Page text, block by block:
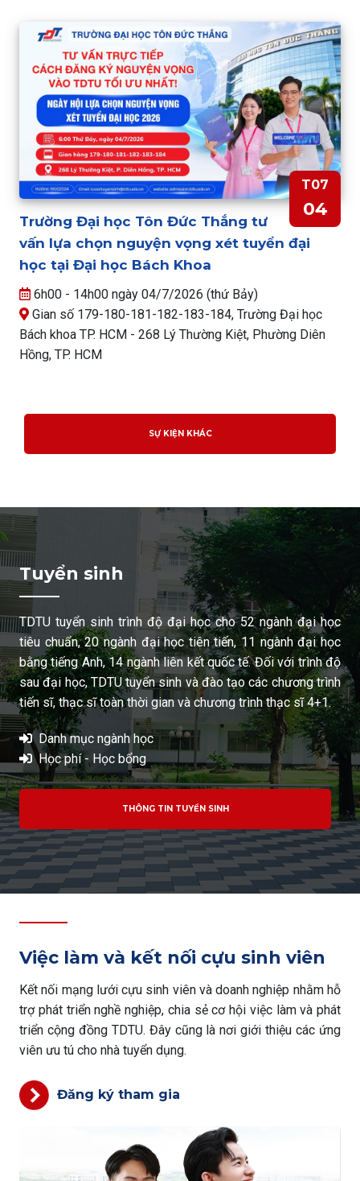
T07
04
Trường Đại học Tôn Đức Thắng tư
vấn lựa chọn nguyện vọng xét tuyển đại
học tại Đại học Bách Khoa
6h00 - 14h00 ngày 04/7/2026 (thứ Bảy)
Gian số 179-180-181-182-183-184, Trường Đại học
Bách khoa TP. HCM - 268 Lý Thường Kiệt, Phường Diên
Hồng, TP. HCM
SỰ KIỆN KHÁC
Tuyển sinh
TDTU tuyển sinh trình độ đại học cho 52 ngành đại học
tiêu chuẩn, 20 ngành đại học tiên tiến, 11 ngành đại học
bằng tiếng Anh, 14 ngành liên kết quốc tế. Đối với trình độ
sau đại học, TDTU tuyển sinh và đào tạo các chương trình
tiến sĩ, thạc sĩ toàn thời gian và chương trình thạc sĩ 4+1.
Danh mục ngành học
Học phí - Học bổng
THÔNG TIN TUYỂN SINH
Việc làm và kết nối cựu sinh viên
Kết nối mạng lưới cựu sinh viên và doanh nghiệp nhằm hỗ
trợ phát triển nghề nghiệp, chia sẻ cơ hội việc làm và phát
triển cộng đồng TDTU. Đây cũng là nơi giới thiệu các ứng
viên ưu tú cho nhà tuyển dụng.
Đăng ký tham gia